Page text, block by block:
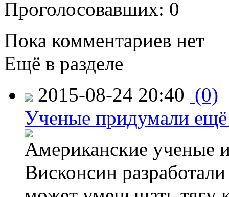
Проголосовавших: 0
Пока комментариев нет
Ещё в разделе
2015-08-24 20:40 (0)
Ученые придумали ещё
Американские ученые
Висконсин